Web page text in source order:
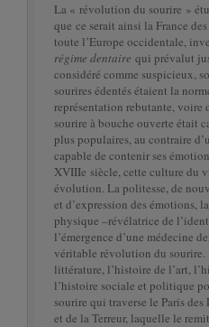
La « révolution du sourire »
que ce serait ainsi la France
toute l’Europe occidentale,
régime dentaire qui prévalut
considéré comme suspicieux,
sourires édentés étaient la
représentation rebutante,
sourire à bouche ouverte était
plus populaires, au contraire
capable de contenir ses
XVIIIe siècle, cette culture du
évolution. La politesse, de
et d’expression des émotions,
physique –révélatrice de
l’émergence d’une médecine
véritable révolution du
littérature, l’histoire de l’art,
l’histoire sociale et politique
sourire qui traverse le Paris
et de la Terreur, laquelle le